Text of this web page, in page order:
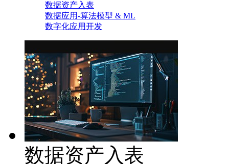
数据资产入表
数据应用-算法模型 & ML
数字化应用开发
数据资产入表